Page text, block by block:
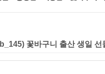
꽃바구니 출산 생일